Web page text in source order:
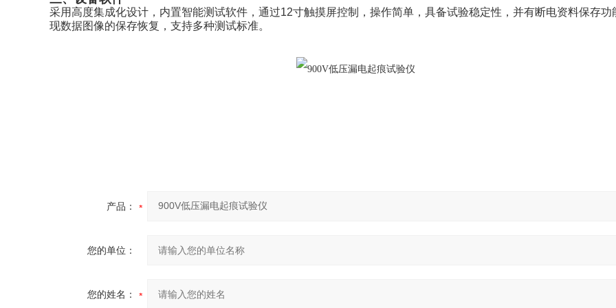
采用高度集成化设计，内置智能测试软件，通过12寸触摸屏控制，操作简单，具备试验稳定性，并有断电资料保存功
现数据图像的保存恢复，支持多种测试标准。
产品：
您的单位：
您的姓名：